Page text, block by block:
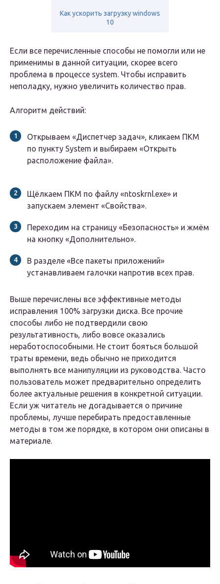
Как ускорить загрузку windows
10
Если все перечисленные способы не помогли или не
применимы в данной ситуации, скорее всего
проблема в процессе system. Чтобы исправить
неполадку, нужно увеличить количество прав.
Алгоритм действий:
Открываем «Диспетчер задач», кликаем ПКМ
по пункту System и выбираем «Открыть
расположение файла».
Щёлкаем ПКМ по файлу «ntoskrnl.exe» и
запускаем элемент «Свойства».
Переходим на страницу «Безопасность» и жмём
на кнопку «Дополнительно».
В разделе «Все пакеты приложений»
устанавливаем галочки напротив всех прав.
Выше перечислены все эффективные методы
исправления 100% загрузки диска. Все прочие
способы либо не подтвердили свою
результативность, либо вовсе оказались
неработоспособными. Не стоит бояться большой
траты времени, ведь обычно не приходится
выполнять все манипуляции из руководства. Часто
пользователь может предварительно определить
более актуальные решения в конкретной ситуации.
Если уж читатель не догадывается о причине
проблемы, лучше перебирать предоставленные
методы в том же порядке, в котором они описаны в
материале.